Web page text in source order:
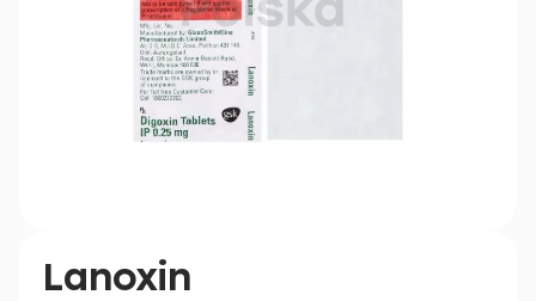
Lanoxin